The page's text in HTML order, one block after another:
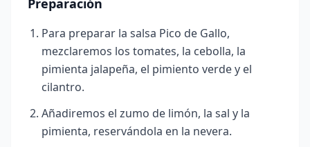
Preparación
Para preparar la salsa Pico de Gallo,
mezclaremos los tomates, la cebolla, la
pimienta jalapeña, el pimiento verde y el
cilantro.
Añadiremos el zumo de limón, la sal y la
pimienta, reservándola en la nevera.